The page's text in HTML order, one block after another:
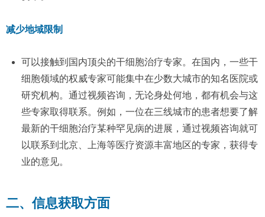
减少地域限制
可以接触到国内顶尖的干细胞治疗专家。在国内，一些干
细胞领域的权威专家可能集中在少数大城市的知名医院或
研究机构。通过视频咨询，无论身处何地，都有机会与这
些专家取得联系。例如，一位在三线城市的患者想要了解
最新的干细胞治疗某种罕见病的进展，通过视频咨询就可
以联系到北京、上海等医疗资源丰富地区的专家，获得专
业的意见。
二、信息获取方面